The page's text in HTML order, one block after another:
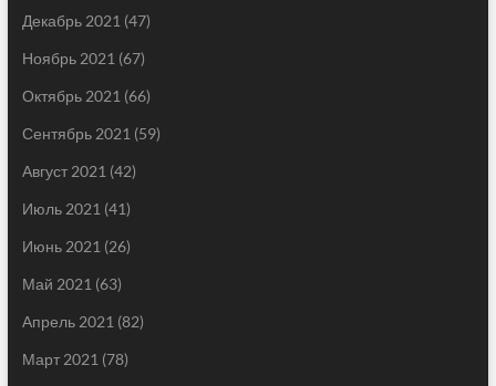
Декабрь 2021 (47)
Ноябрь 2021 (67)
Октябрь 2021 (66)
Сентябрь 2021 (59)
Август 2021 (42)
Июль 2021 (41)
Июнь 2021 (26)
Май 2021 (63)
Апрель 2021 (82)
Март 2021 (78)